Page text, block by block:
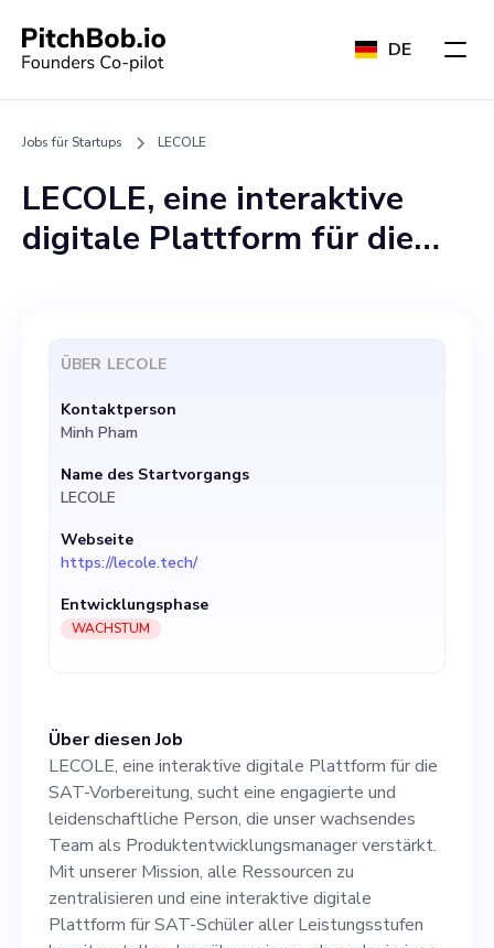
DE
Jobs für Startups LECOLE
LECOLE, eine interaktive
digitale Plattform für die
leidenschaftliche Person, die
unser wachsendes Team als
Produktentwicklungsmanager
verstärkt. Mit unserer
Mission, alle Ressourcen zu
zentralisieren und eine
interaktive digitale Plattform
für SAT-Schüler aller
uns, den schwierigen
Lernprozess für diese
fleißigen Lernenden zu
vereinfachen. Als
Produktentwicklungsmanager
Über diesen Job
LECOLE, eine interaktive digitale Plattform für die
SAT-Vorbereitung, sucht eine engagierte und
leidenschaftliche Person, die unser wachsendes
Team als Produktentwicklungsmanager verstärkt.
Mit unserer Mission, alle Ressourcen zu
zentralisieren und eine interaktive digitale
Plattform für SAT-Schüler aller Leistungsstufen
ÜBER LECOLE
Kontaktperson
Minh Pham
Name des Startvorgangs
LECOLE
Webseite
https://lecole.tech/
Entwicklungsphase
WACHSTUM